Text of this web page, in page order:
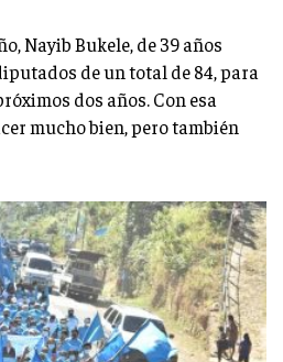
Nayib Bukele, de 39 años
de un total de 84, para
dos años. Con esa
mucho bien, pero también